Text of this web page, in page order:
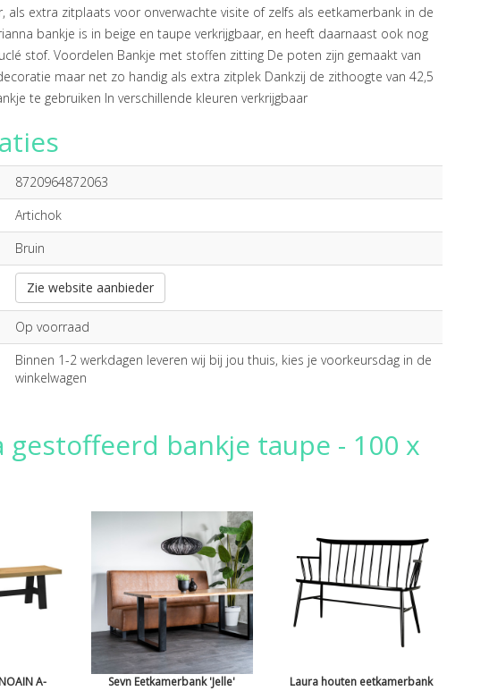
als extra zitplaats voor onverwachte visite of zelfs als eetkamerbank in de
bankje is in beige en taupe verkrijgbaar, en heeft daarnaast ook nog
stof. Voordelen Bankje met stoffen zitting De poten zijn gemaakt van
maar net zo handig als extra zitplek Dankzij de zithoogte van 42,5
te gebruiken In verschillende kleuren verkrijgbaar
8720964872063
Artichok
Bruin
Zie website aanbieder
Op voorraad
Binnen 1-2 werkdagen leveren wij bij jou thuis, kies je voorkeursdag in de
winkelwagen
bankje taupe - 100 x
A-
Sevn Eetkamerbank 'Jelle'
Laura houten eetkamerbank